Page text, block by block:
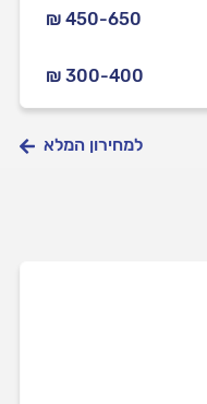
₪ 450-650
₪ 300-400
למחירון המלא